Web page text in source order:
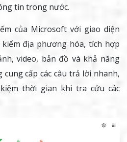
tin trong nước.
của Microsoft với giao diện
địa phương hóa, tích hợp
video, bản đồ và khả năng
cung cấp các câu trả lời nhanh,
thời gian khi tra cứu các